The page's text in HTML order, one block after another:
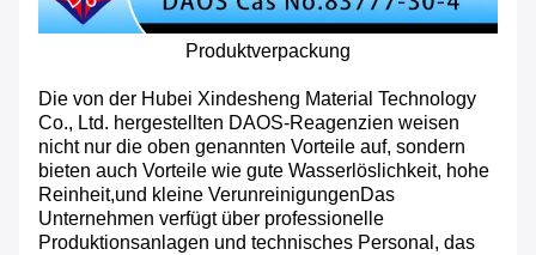
Produktverpackung
Die von der Hubei Xindesheng Material Technology
Co., Ltd. hergestellten DAOS-Reagenzien weisen
nicht nur die oben genannten Vorteile auf, sondern
bieten auch Vorteile wie gute Wasserlöslichkeit, hohe
Reinheit,und kleine VerunreinigungenDas
Unternehmen verfügt über professionelle
Produktionsanlagen und technisches Personal, das